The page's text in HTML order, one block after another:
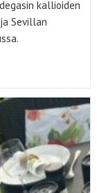
kallioiden
Sevillan